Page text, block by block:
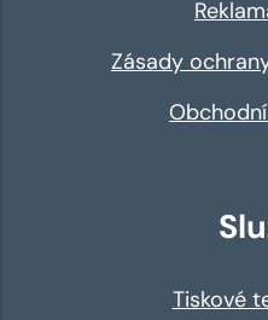
Zásady
Tiskové